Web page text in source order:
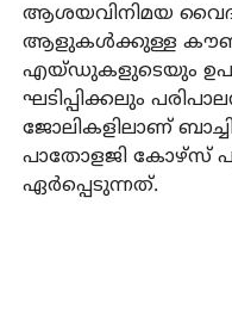
ആശയവിനിമയ
ആളുകൾക്കുള്ള
എയ്ഡുകളുടെയും
ഘടിപ്പിക്കലും
ജോലികളിലാണ്
പാതോളജി കോഴ്‌സ്
ഏർപ്പെടുന്നത്.